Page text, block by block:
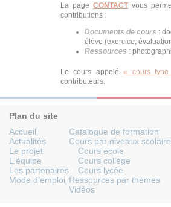
La pageCONTACTvous
contributions :
Documents de cours :
élève (exercice,
Ressources :
Le cours appelé« cours
contributeurs.
Plan du site
Accueil
Actualités
Le projet
L'équipe
Les partenaires
Mode d'emploi
Catalogue de formation
Cours par niveaux
Cours école
Cours collège
Cours lycée
Ressources par thèmes
Vidéos